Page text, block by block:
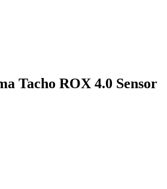
Tacho ROX 4.0 Sensor